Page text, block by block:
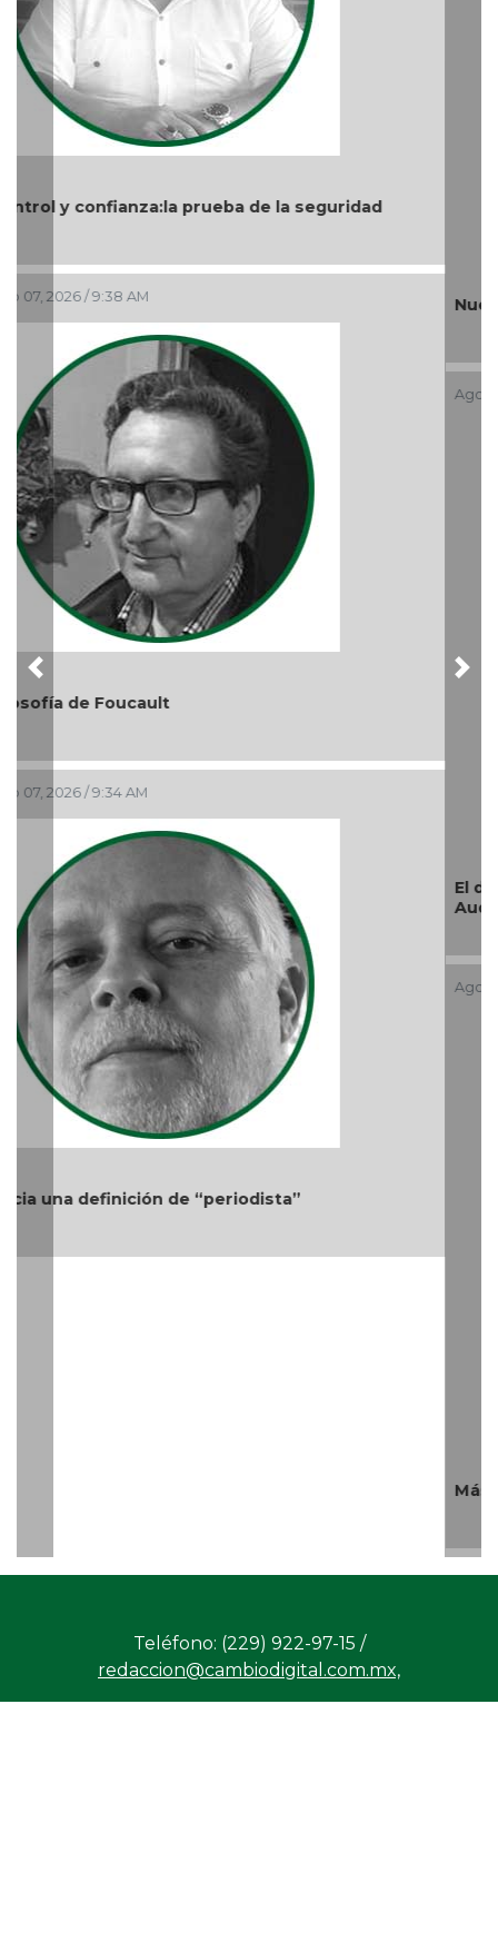
Nuevo ciclo en la UAT
Ago 05, 2026 / 9:04 PM
El debate de la Protección de los Derechos de las
Audiencias
Ago 05, 2026 / 11:33 AM
Más cambios en el gobierno de AVA
Previous